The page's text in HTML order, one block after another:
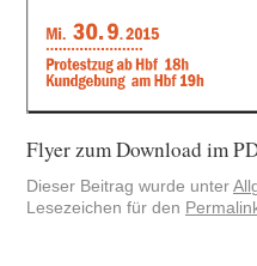
Flyer zum Download im
Dieser Beitrag wurde unter
Lesezeichen für den